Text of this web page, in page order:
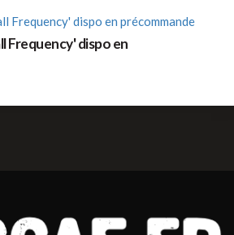
Frequency' dispo en